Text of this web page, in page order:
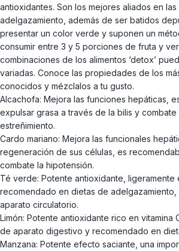
antioxidantes. Son los mejores aliados en
adelgazamiento, además de ser batidos
presentar un color verde y suponen un
consumir entre 3 y 5 porciones de fruta y
combinaciones de los alimentos ‘detox’
variadas. Conoce las propiedades de los
conocidos y mézclalos a tu gusto.
Alcachofa: Mejora las funciones hepáticas,
expulsar grasa a través de la bilis y
estreñimiento.
Cardo mariano: Mejora las funcionales
regeneración de sus células, es
combate la hipotensión.
Té verde: Potente antioxidante, ligeramente
recomendado en dietas de
aparato circulatorio.
Limón: Potente antioxidante rico en vitamina
de aparato digestivo y recomendado en
Manzana: Potente efecto saciante, una